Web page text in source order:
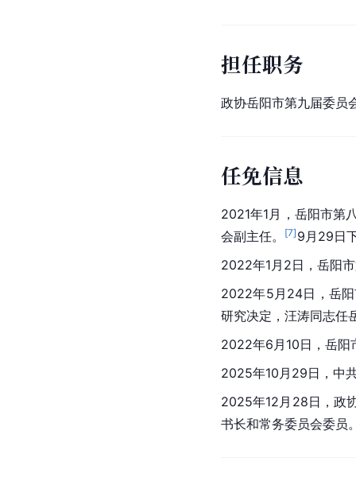
担任职务
政协岳阳市第九届委员
任免信息
2021年1月，岳阳市第
会副主任。
[7] 9月29日
2022年1月2日， 岳阳市
2022年5月24日，岳
研究决定，汪涛同志任
2022年6月10日，岳阳
2025年10月29日，中
2025年12月28日，政
书长和常务委员会委员